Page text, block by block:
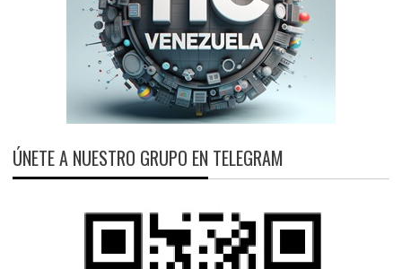
ÚNETE A NUESTRO GRUPO EN TELEGRAM